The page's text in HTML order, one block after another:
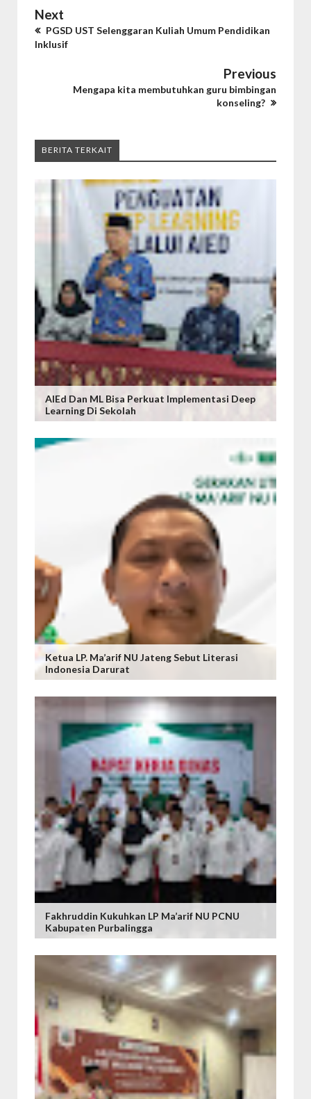
Next
PGSD UST Selenggaran Kuliah Umum Pendidikan
Inklusif
Previous
Mengapa kita membutuhkan guru bimbingan
konseling?
BERITA TERKAIT
AIEd Dan ML Bisa Perkuat Implementasi Deep
Learning Di Sekolah
Ketua LP. Ma’arif NU Jateng Sebut Literasi
Indonesia Darurat
Fakhruddin Kukuhkan LP Ma’arif NU PCNU
Kabupaten Purbalingga